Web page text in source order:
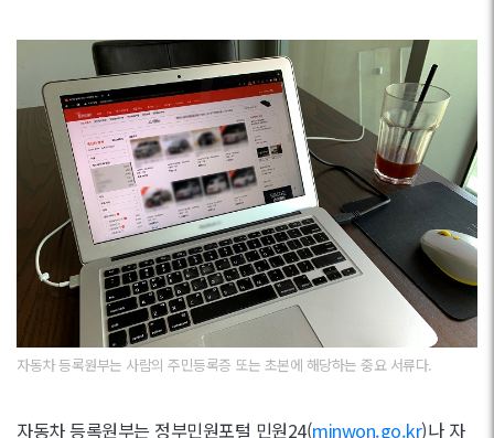
자동차 등록원부는 사람의 주민등록증 또는 초본에 해당하는 중요 서류다.
자동차 등록원부는 정부민원포털 민원24(minwon.go.kr)나 자